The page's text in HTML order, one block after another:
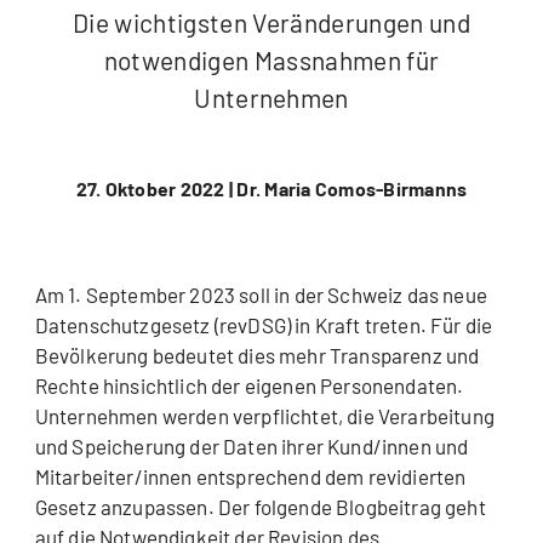
Die wichtigsten Veränderungen und
notwendigen Massnahmen für
Unternehmen
27. Oktober 2022 | Dr. Maria Comos-Birmanns
Am 1. September 2023 soll in der Schweiz das neue
Datenschutzgesetz (revDSG) in Kraft treten. Für die
Bevölkerung bedeutet dies mehr Transparenz und
Rechte hinsichtlich der eigenen Personendaten.
Unternehmen werden verpflichtet, die Verarbeitung
und Speicherung der Daten ihrer Kund/innen und
Mitarbeiter/innen entsprechend dem revidierten
Gesetz anzupassen. Der folgende Blogbeitrag geht
auf die Notwendigkeit der Revision des